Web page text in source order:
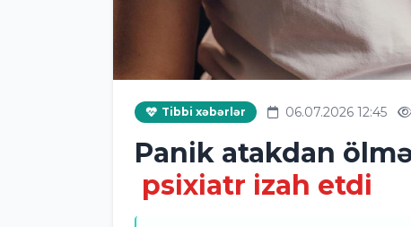
Tibbi xəbərlər 06.07.2026 12:45
Panik atakdan
psixiatr izah etdi